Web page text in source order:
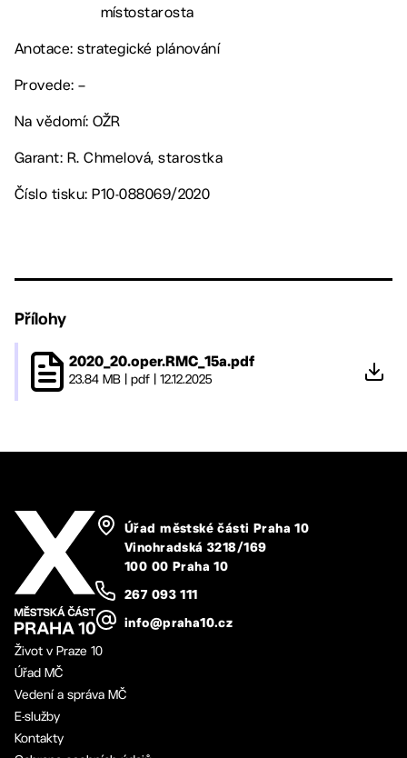
místostarosta
Anotace: strategické plánování
Provede: –
Na vědomí: OŽR
Garant: R. Chmelová, starostka
Číslo tisku: P10-088069/2020
Přílohy
2020_20.oper.RMC_15a.pdf
23.84 MB pdf 12.12.2025
Úřad městské části Praha 10
Vinohradská 3218/169
100 00 Praha 10
267 093 111
info@praha10.cz
Život v Praze 10
Úřad MČ
Vedení a správa MČ
E-služby
Kontakty